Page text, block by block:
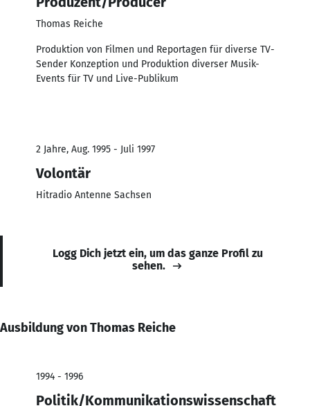
Thomas Reiche
Produktion von Filmen und Reportagen für diverse TV-
Sender Konzeption und Produktion diverser Musik-
Events für TV und Live-Publikum
2 Jahre, Aug. 1995 - Juli 1997
Volontär
Hitradio Antenne Sachsen
Logg Dich jetzt ein, um das ganze Profil zu
sehen.
Ausbildung von Thomas Reiche
1994 - 1996
Politik/Kommunikationswissenschaft